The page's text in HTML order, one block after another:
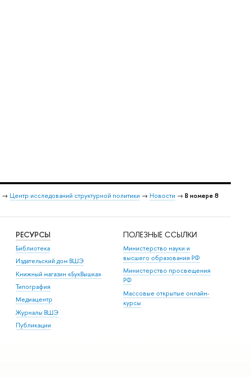
→ Центр исследований структурной политики → Новости → В номере 8
РЕСУРСЫ
Библиотека
Издательский дом ВШЭ
Книжный магазин «БукВышка»
Типография
Медиацентр
Журналы ВШЭ
Публикации
ПОЛЕЗНЫЕ ССЫЛКИ
Министерство науки и
высшего образования РФ
Министерство просвещения
РФ
Массовые открытые онлайн-
курсы